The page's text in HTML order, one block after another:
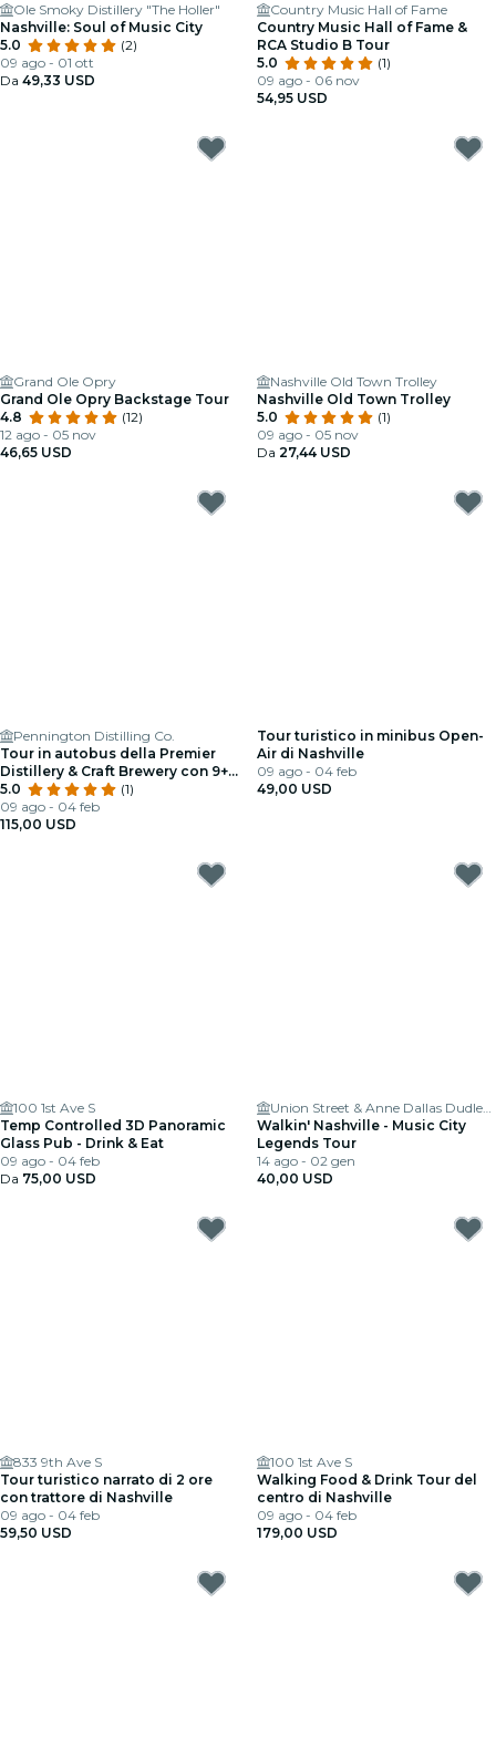
Ole Smoky Distillery "The Holler"
Nashville: Soul of Music City
5.0
(2)
09 ago - 01 ott
Da 49,33 USD
Country Music Hall of Fame
Country Music Hall of Fame &
RCA Studio B Tour
5.0
(1)
09 ago - 06 nov
54,95 USD
Grand Ole Opry
Grand Ole Opry Backstage Tour
4.8
(12)
12 ago - 05 nov
46,65 USD
Nashville Old Town Trolley
Nashville Old Town Trolley
5.0
(1)
09 ago - 05 nov
Da 27,44 USD
Pennington Distilling Co.
Tour in autobus della Premier
Distillery & Craft Brewery con 9+
degustazioni
5.0
(1)
09 ago - 04 feb
115,00 USD
Tour turistico in minibus Open-
Air di Nashville
09 ago - 04 feb
49,00 USD
100 1st Ave S
Temp Controlled 3D Panoramic
Glass Pub - Drink & Eat
09 ago - 04 feb
Da 75,00 USD
Union Street & Anne Dallas Dudley Boulevard
Walkin' Nashville - Music City
Legends Tour
14 ago - 02 gen
40,00 USD
833 9th Ave S
Tour turistico narrato di 2 ore
con trattore di Nashville
09 ago - 04 feb
59,50 USD
100 1st Ave S
Walking Food & Drink Tour del
centro di Nashville
09 ago - 04 feb
179,00 USD